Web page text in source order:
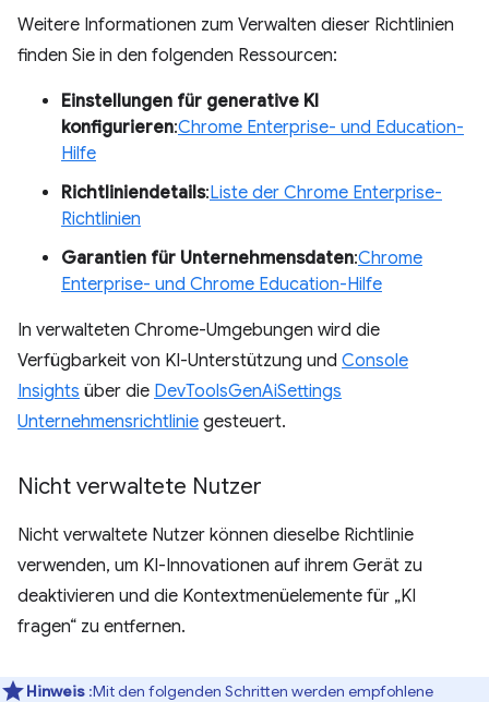
Weitere Informationen zum Verwalten dieser Richtlinien
finden Sie in den folgenden Ressourcen:
Einstellungen für generative KI
konfigurieren:Chrome Enterprise- und Education-
Hilfe
Richtliniendetails:Liste der Chrome Enterprise-
Richtlinien
Garantien für Unternehmensdaten:Chrome
Enterprise- und Chrome Education-Hilfe
In verwalteten Chrome-Umgebungen wird die
Verfügbarkeit von KI-Unterstützung und Console
Insights über die DevToolsGenAiSettings
Unternehmensrichtlinie gesteuert.
Nicht verwaltete Nutzer
Nicht verwaltete Nutzer können dieselbe Richtlinie
verwenden, um KI-Innovationen auf ihrem Gerät zu
deaktivieren und die Kontextmenüelemente für „KI
fragen“ zu entfernen.
Hinweis :Mit den folgenden Schritten werden empfohlene